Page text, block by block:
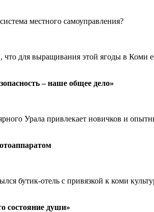
местного самоуправления?
для выращивания этой ягоды в Коми
– наше общее дело»
Урала привлекает новичков и
бутик-отель с привязкой к коми
состояние души»